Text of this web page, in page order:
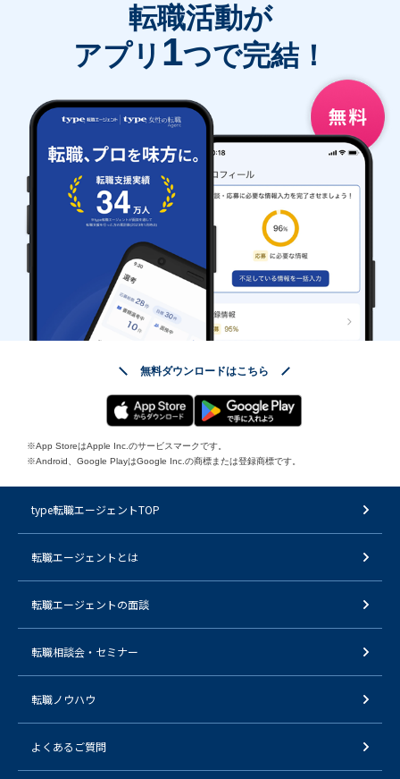
転職活動が
アプリ 1つで完結！
無料ダウンロードはこちら
※App StoreはApple Inc.のサービスマークです。
※Android、Google PlayはGoogle Inc.の商標または登録商標です。
type転職エージェントTOP
転職エージェントとは
転職エージェントの面談
転職相談会・セミナー
転職ノウハウ
よくあるご質問